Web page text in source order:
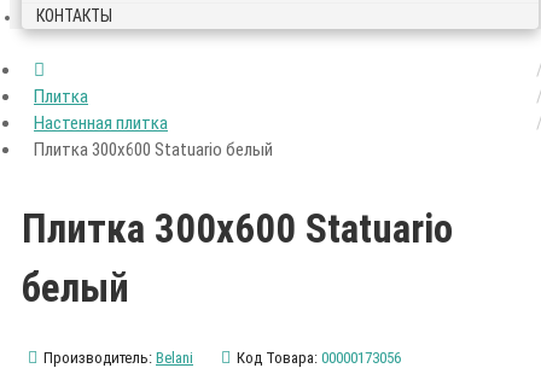
КОНТАКТЫ
Плитка
Настенная плитка
Плитка 300х600 Statuario белый
Плитка 300х600 Statuario
белый
Производитель: Belani Код Товара: 00000173056